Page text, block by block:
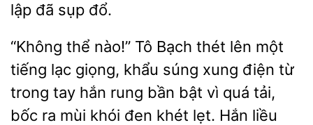
đã sụp đổ.
“Không thể nào!” Tô Bạch thét lên một
tiếng lạc
khẩu súng xung điện từ
trong tay hắn rung bần
vì quá tải,
bốc ra mùi khói đen khét lẹt. Hắn liều